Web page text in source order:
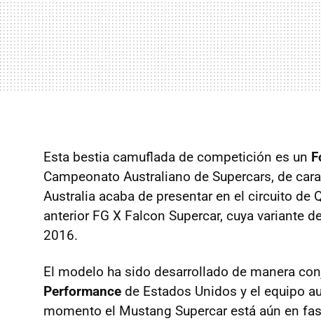
Esta bestia camuflada de competición es un
Campeonato Australiano de Supercars, de
Australia acaba de presentar en el circuito de
anterior FG X Falcon Supercar, cuya variante
2016.
El modelo ha sido desarrollado de manera
Performance de Estados Unidos y el equipo
momento el Mustang Supercar está aún en